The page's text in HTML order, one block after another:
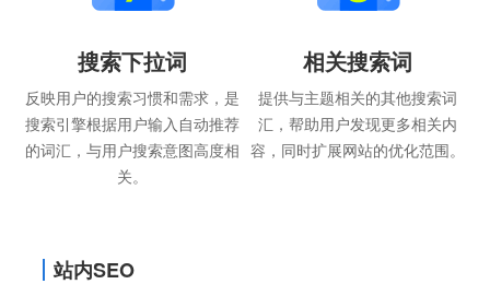
搜索下拉词
反映用户的搜索习惯和需求，是
搜索引擎根据用户输入自动推荐
的词汇，与用户搜索意图高度相
关。
相关搜索词
提供与主题相关的其他搜索词
汇，帮助用户发现更多相关内
容，同时扩展网站的优化范围。
站内SEO